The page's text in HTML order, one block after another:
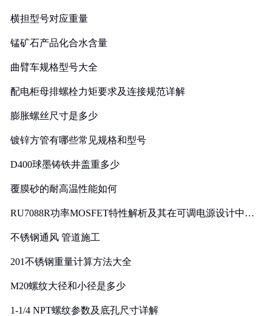
横担型号对应重量
锰矿石产品化合水含量
曲臂车规格型号大全
配电柜母排螺栓力矩要求及连接规范详解
膨胀螺丝尺寸是多少
镀锌方管有哪些常见规格和型号
D400球墨铸铁井盖重多少
覆膜砂的耐高温性能如何
RU7088R功率MOSFET特性解析及其在可调电源设计中的
不锈钢通风 管道施工
201不锈钢重量计算方法大全
M20螺纹大径和小径是多少
1-1/4 NPT螺纹参数及底孔尺寸详解